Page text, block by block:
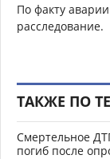
По факту
расследование.
ТАКЖЕ ПО
Смертельное
погиб после